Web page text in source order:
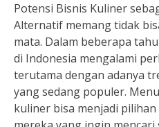
Potensi Bisnis Kuliner
Alternatif memang tidak
mata. Dalam beberapa
di Indonesia mengalami
terutama dengan adanya
yang sedang populer.
kuliner bisa menjadi